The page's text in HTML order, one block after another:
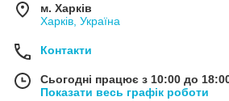
м. Харків
Харків, Україна
Контакти
Сьогодні працює з 10:00 до
Показати весь графік роботи